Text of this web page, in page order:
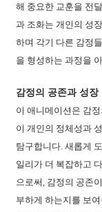
해 중요한 교훈을 전
과 조화는 개인의 성
하며 각기 다른 감정
을 형성하는 과정을
감정의 공존과 성장
이 애니메이션은 감
이 개인의 정체성과
탐구합니다. 새롭게
일리가 더 복잡하고
으로써, 감정의 공존
부하게 하는지를 보